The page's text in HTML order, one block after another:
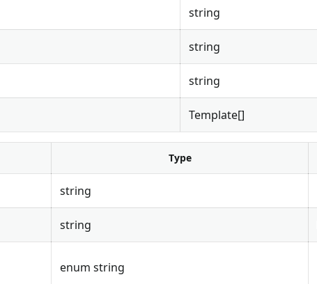
string
string
string
Template[]
Type
string
string
enum string